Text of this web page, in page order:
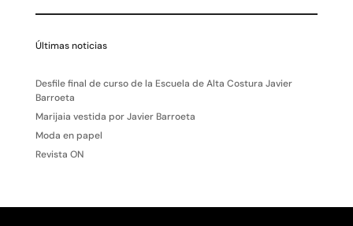
Últimas noticias
Desfile final de curso de la Escuela de Alta Costura Javier
Barroeta
Marijaia vestida por Javier Barroeta
Moda en papel
Revista ON